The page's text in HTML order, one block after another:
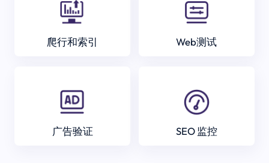
爬行和索引 Web测试
广告验证 SEO 监控